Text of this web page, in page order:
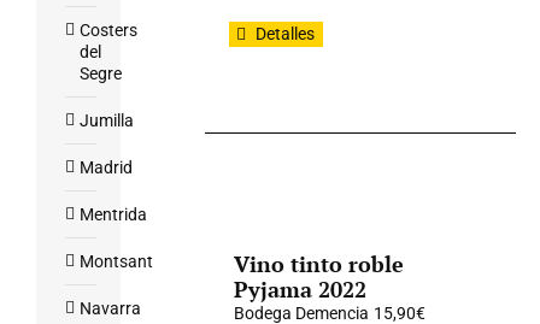
Detalles
Vino tinto roble
Pyjama 2022
Bodega Demencia 15,90€
Costers
del
Segre
Jumilla
Madrid
Mentrida
Montsant
Navarra